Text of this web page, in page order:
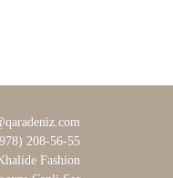
208-56-55
Fashion